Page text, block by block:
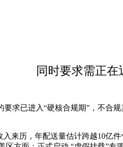
同时要求需正在
已进入“硬核合规期”，不合
历，年配送量估计跨越10亿